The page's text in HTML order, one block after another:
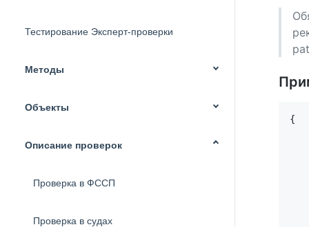
Тестирование Эксперт-проверки
Методы
Объекты
Описание проверок
Проверка в ФССП
Проверка в судах
{